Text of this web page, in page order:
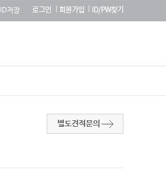
ID저장
별도견적문의